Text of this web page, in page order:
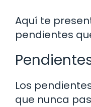
Aquí te
pendientes
Los
que nunca